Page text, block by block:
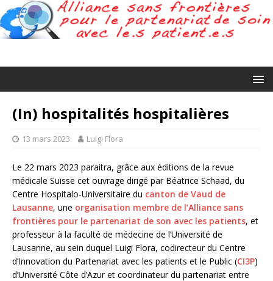
(In) hospitalités hospitalières
13 mars 2023 Luigi Flora
Le 22 mars 2023 paraitra, grâce aux éditions de la revue
médicale Suisse cet ouvrage dirigé par Béatrice Schaad, du
Centre Hospitalo-Universitaire du canton de Vaud de
Lausanne, une organisation membre de l’Alliance sans
frontières pour le partenariat de son avec les patients, et
professeur à la faculté de médecine de l’Université de
Lausanne, au sein duquel Luigi Flora, codirecteur du Centre
d’Innovation du Partenariat avec les patients et le Public (CI3P)
d’Université Côte d’Azur et coordinateur du partenariat entre